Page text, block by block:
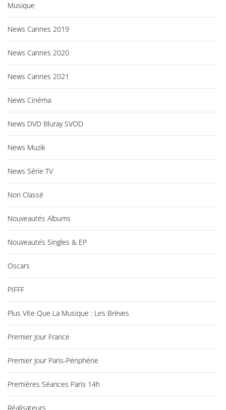
Musique
News Cannes 2019
News Cannes 2020
News Cannes 2021
News Cinéma
News DVD Bluray SVOD
News Muzik
News Série TV
Non Classé
Nouveautés Albums
Nouveautés Singles & EP
Oscars
PIFFF
Plus Vite Que La Musique : Les Brèves
Premier Jour France
Premier Jour Paris-Périphérie
Premières Séances Paris 14h
Réalisateurs